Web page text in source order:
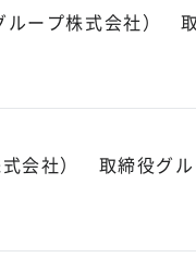
ループ株式会社）
会社） 取締役グル